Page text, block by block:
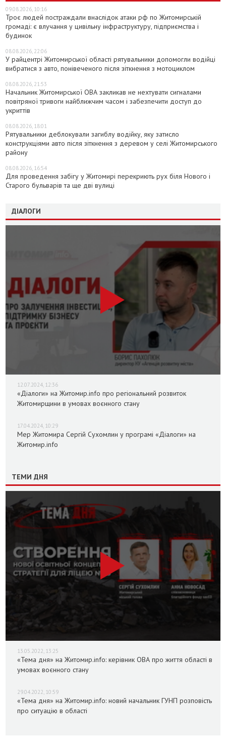
09.08.2026, 10:16
Троє людей постраждали внаслідок атаки рф по Житомирській
громаді: є влучання у цивільну інфраструктуру, підприємства і
будинок
08.08.2026, 22:06
У райцентрі Житомирської області рятувальники допомогли водійці
вибратися з авто, понівеченого після зіткнення з мотоциклом
08.08.2026, 21:53
Начальник Житомирської ОВА закликав не нехтувати сигналами
повітряної тривоги найближчим часом і забезпечити доступ до
укриттів
08.08.2026, 18:01
Рятувальники деблокували загиблу водійку, яку затисло
конструкціями авто після зіткнення з деревом у селі Житомирського
району
08.08.2026, 16:54
Для проведення забігу у Житомирі перекриють рух біля Нового і
Старого бульварів та ще дві вулиці
ДІАЛОГИ
12.07.2024, 12:36
«Діалоги» на Житомир.info про регіональний розвиток
Житомирщини в умовах воєнного стану
17.04.2024, 10:29
Мер Житомира Сергій Сухомлин у програмі «Діалоги» на
Житомир.info
ТЕМИ ДНЯ
13.05.2022, 13:25
«Тема дня» на Житомир.info: керівник ОВА про життя області в
умовах воєнного стану
29.04.2022, 10:59
«Тема дня» на Житомир.info: новий начальник ГУНП розповість
про ситуацію в області